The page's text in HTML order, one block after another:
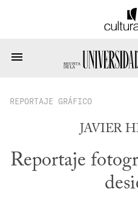
REPORTAJE GRÁFICO
JAVIER
Reportaje